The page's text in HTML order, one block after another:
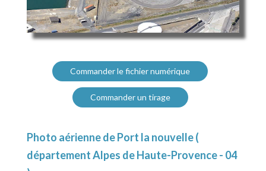
Commander le fichier numérique
Commander un tirage
Photo aérienne de Port la nouvelle (
département Alpes de Haute-Provence - 04